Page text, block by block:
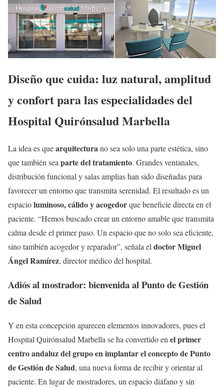
Diseño que cuida: luz natural, amplitud
y confort para las especialidades del
Hospital Quirónsalud Marbella
La idea es quearquitecturano sea solo una parte estética, sino
que también sea parte del tratamiento. Grandes ventanales,
distribución funcional y salas amplias han sido diseñadas para
favorecer un entorno que transmita serenidad. El resultado es un
espacioluminoso, cálido y acogedorque beneficie directa en el
paciente. “Hemos buscado crear un entorno amable que transmita
calma desde el primer paso. Un espacio que no solo sea eficiente,
sino también acogedor y reparador”, señala el doctor Miguel
Ángel Ramírez, director médico del hospital.
Adiós al mostrador: bienvenida al Punto de Gestión
de Salud
Y en esta concepción aparecen elementos innovadores, pues el
Hospital Quirónsalud Marbella se ha convertido en el primer
centro andaluz del grupo en implantar el concepto de Punto
de Gestión de Salud, una nueva forma de recibir y orientar al
paciente. En lugar de mostradores, un espacio diáfano y sin